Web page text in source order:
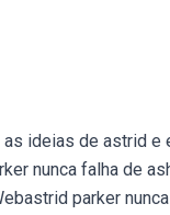
ideias de astrid
nunca falha de
parker